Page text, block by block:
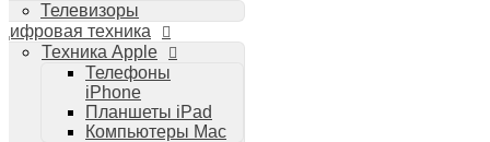
Телевизоры
техника
Техника Apple
Телефоны
iPhone
Планшеты iPad
Компьютеры Mac